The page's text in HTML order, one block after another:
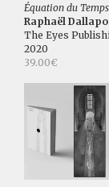
Équation du Temps
Raphaël
The Eyes
2020
39.00€